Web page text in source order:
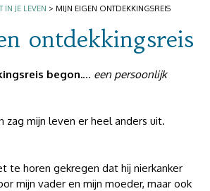
IN JE LEVEN > MIJN EIGEN ONTDEKKINGSREIS
ontdekkingsreis
begon.... een persoonlijk
zag mijn leven er heel anders uit.
te horen gekregen dat hij nierkanker
mijn vader en mijn moeder, maar ook